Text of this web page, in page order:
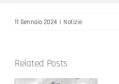
11 Gennaio 2024 | Notizie
Related Posts